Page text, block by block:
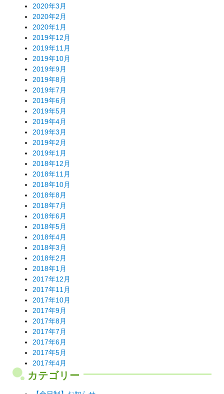
2020年3月
2020年2月
2020年1月
2019年12月
2019年11月
2019年10月
2019年9月
2019年8月
2019年7月
2019年6月
2019年5月
2019年4月
2019年3月
2019年2月
2019年1月
2018年12月
2018年11月
2018年10月
2018年8月
2018年7月
2018年6月
2018年5月
2018年4月
2018年3月
2018年2月
2018年1月
2017年12月
2017年11月
2017年10月
2017年9月
2017年8月
2017年7月
2017年6月
2017年5月
2017年4月
カテゴリー